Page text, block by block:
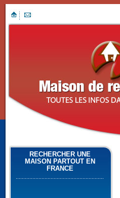
RECHERCHER UNE
MAISON PARTOUT EN
FRANCE